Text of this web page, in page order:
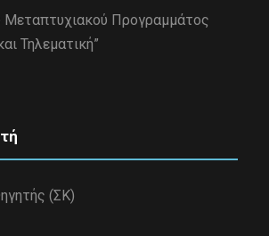
Προγραμμάτος
Τηλεματική”
(ΣΚ)